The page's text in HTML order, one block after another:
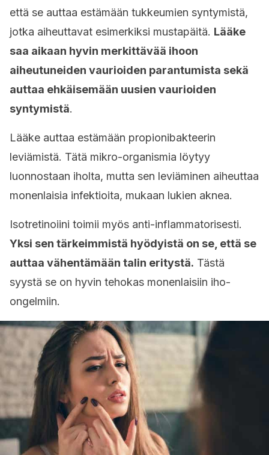
että se auttaa estämään tukkeumien syntymistä,
jotka aiheuttavat esimerkiksi mustapäitä. Lääke
saa aikaan hyvin merkittävää ihoon
aiheutuneiden vaurioiden parantumista sekä
auttaa ehkäisemään uusien vaurioiden
syntymistä.
Lääke auttaa estämään propionibakteerin
leviämistä. Tätä mikro-organismia löytyy
luonnostaan iholta, mutta sen leviäminen aiheuttaa
monenlaisia infektioita, mukaan lukien aknea.
Isotretinoiini toimii myös anti-inflammatorisesti.
Yksi sen tärkeimmistä hyödyistä on se, että se
auttaa vähentämään talin eritystä. Tästä
syystä se on hyvin tehokas monenlaisiin iho-
ongelmiin.